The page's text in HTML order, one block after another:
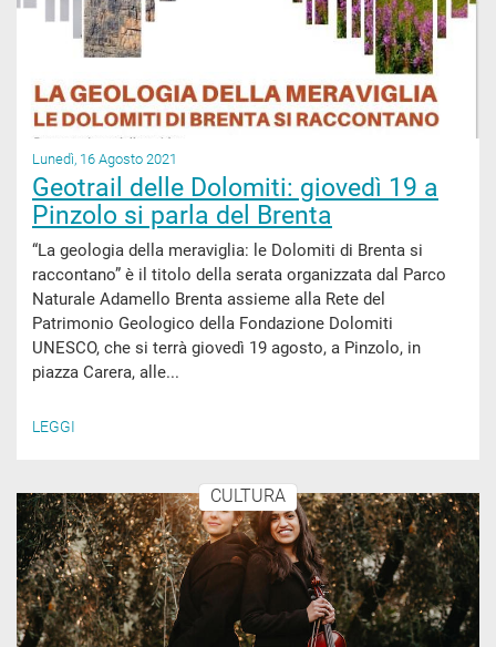
Lunedì, 16 Agosto 2021
Geotrail delle Dolomiti: giovedì 19 a
Pinzolo si parla del Brenta
“La geologia della meraviglia: le Dolomiti di Brenta si
raccontano” è il titolo della serata organizzata dal Parco
Naturale Adamello Brenta assieme alla Rete del
Patrimonio Geologico della Fondazione Dolomiti
UNESCO, che si terrà giovedì 19 agosto, a Pinzolo, in
piazza Carera, alle...
LEGGI
CULTURA